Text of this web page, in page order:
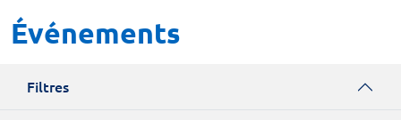
Événements
Filtres